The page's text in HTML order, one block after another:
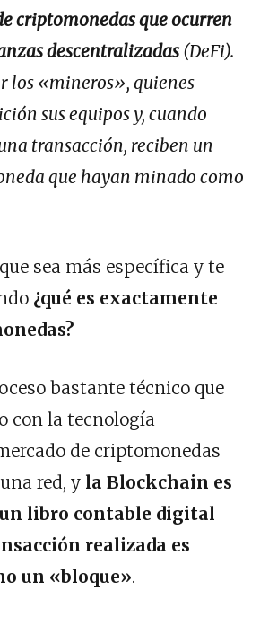
criptomonedas que ocurren
descentralizadas (DeFi).
los «mineros», quienes
sus equipos y, cuando
transacción, reciben un
que hayan minado como
sea más específica y te
¿qué es exactamente
bastante técnico que
con la tecnología
de criptomonedas
red, y la Blockchain es
libro contable digital
realizada es
un «bloque».